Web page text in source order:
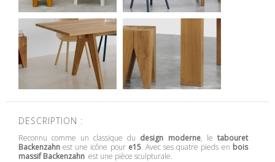
DESCRIPTION :
Reconnu comme un classique du design moderne, le tabouret
Backenzahn est une icône pour e15. Avec ses quatre pieds en bois
massif Backenzahn est une pièce sculpturale.